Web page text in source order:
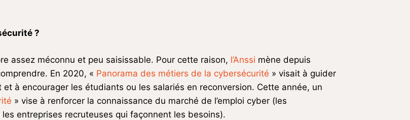
?
assez méconnu et peu saisissable. Pour cette raison, l’Anssi mène depuis
En 2020, « Panorama des métiers de la cybersécurité » visait à guider
à encourager les étudiants ou les salariés en reconversion. Cette année, un
» vise à renforcer la connaissance du marché de l’emploi cyber (les
entreprises recruteuses qui façonnent les besoins).